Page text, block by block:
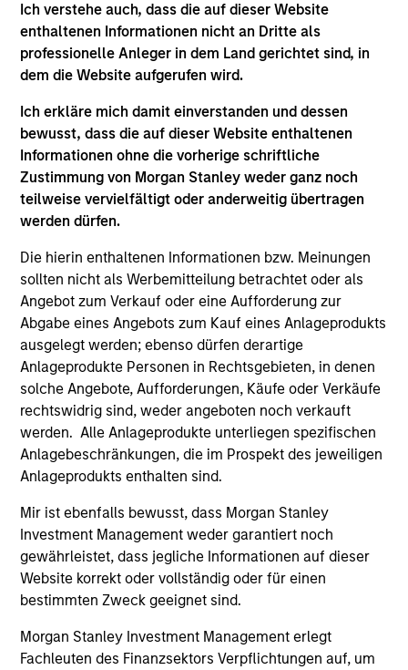
Ich verstehe auch, dass die auf dieser Website
enthaltenen Informationen nicht an Dritte als
professionelle Anleger in dem Land gerichtet sind, in
dem die Website aufgerufen wird.
Ich erkläre mich damit einverstanden und dessen
bewusst, dass die auf dieser Website enthaltenen
Informationen ohne die vorherige schriftliche
Zustimmung von Morgan Stanley weder ganz noch
teilweise vervielfältigt oder anderweitig übertragen
werden dürfen.
Die hierin enthaltenen Informationen bzw. Meinungen
sollten nicht als Werbemitteilung betrachtet oder als
Angebot zum Verkauf oder eine Aufforderung zur
Abgabe eines Angebots zum Kauf eines Anlageprodukts
ausgelegt werden; ebenso dürfen derartige
Anlageprodukte Personen in Rechtsgebieten, in denen
solche Angebote, Aufforderungen, Käufe oder Verkäufe
rechtswidrig sind, weder angeboten noch verkauft
werden. Alle Anlageprodukte unterliegen spezifischen
Anlagebeschränkungen, die im Prospekt des jeweiligen
Anlageprodukts enthalten sind.
Mir ist ebenfalls bewusst, dass Morgan Stanley
Investment Management weder garantiert noch
gewährleistet, dass jegliche Informationen auf dieser
Website korrekt oder vollständig oder für einen
bestimmten Zweck geeignet sind.
Morgan Stanley Investment Management erlegt
Fachleuten des Finanzsektors Verpflichtungen auf, um
laude, from Carleton College and received an MBA
with Distinction from Columbia Business School.
Team Insights
QUARTERLY
Private Markets Perspectives Q1
Webinar
In this quarter’s webinar, our investment
leaders provided a summary of the private
markets’ investment environment, a deep dive
into the entry opportunity in private real estate,
and an in-depth review of private equity.